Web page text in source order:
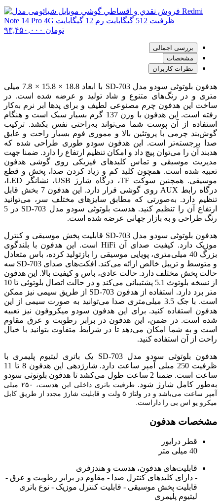
۹۳,۴۵۰,۰۰۰ تومان
بررسی اجمالی
مشخصات
نظرات کاربران
هدفون بلوتوثی سودو مدل SD-703 با ابعاد 18.8 × 15.8 × 7.8 میلی
متری و در رنگ‌های متنوع و شاد تولید و عرضه شده است. در
ساخت این هدفون چرم مصنوعی لطیف و برای پدها ابر نرم به‌کار
رفته است. این هدفون با وزن 137 گرم بسیار سبک است و هنگام
استفاده از آن پوست شما می‌تواند به‌راحتی نفس بکشد. ترکیب
گوش‌بند چرمی با پروتئین بالا و مموری فوم بسیار راحت و عایق
صدا برجسته‌تر است. این هدفون سودو طوری طراحی شده که
هدبند آن را می‌توان پیچ داد و امکان تنظیم ارتفاع را دارد. ضمنا جهت
مدیریت موسیقی و تماس کلیدهای فیزیکی روی گوشی هدفون‌
تعبیه شده است. همچون کلید کم و زیاد کردن صدا، پخش و قطع
موسیقی. همچنین سوکت TF، درگاه شارژ USB، نشانگر LED،
درگاه رابط AUX روی گوشی قرار دارد. این هدفون 7 بخش قابل
تنظیم دارد. به‌صورتی که مطابق سایزهای مختلف سر، می‌توانید
ارتفاع آن را تنظیم کنید. هدست بلوتوثی سودو مدل SD-703 در 5
رنگ طراحی و به بازار جهانی عرضه شده است.
هدفون بلوتوثی سودو مدل SD-703 قابلیت پخش موسیقی و کنترل
موزیک دارد. کیفیت صدای آن HiFi است. این هدفون با بلندگوی
بزرگ 40 میلی‌متری، پویایی موسیقی را بازتولید کرده، باس متعادل
و متوسط و تریبل خالص ارائه می‌کند. افکت‌های صدای SD-703 سه
حالت پخش مختلف دارد. حالت عادی، باس و کیفیت بالا. این هدفون
از نسخه بلوتوث 5.1 پشتیبانی می‌کند و در حالت اتصال بلوتوثی تا 10
متر برد دارد. استفاده از هدفون SD-703 از طریق سیمی نیز ممکن
است. با جک 3.5 میلی‌متری صدا می‌توانید به صورت سیمی از این
هدفون استفاده کنید. برای این هدفون سودو میکروفون نیز تعبیه
شده است. در ضمن، این هدفون در برابر رطوبت و عرق مقاوم
است و به شما امکان می‌دهد تا در شرایط متفاوت بتوانید با خیال
راحت از آن استفاده کنید.
هدفون بلوتوثی سودو مدل SD-703 یک باتری لیتیوم پلیمری با
ظرفیت 250 میلی آمپر ساعت دارد. شارژدهی این هدفون 8 تا 11
ساعت است. ضمنا 2 ساعت طول می‌کشد تا هدفون بلوتوثی سودو
به‌طور کامل شارژ شود.
ظرفیت باتری داخلی این هدست، ۲۵۰ میلی
آمپر ساعت می‌باشد و در ولتاژ ۵ ولت و قابلیت شارژ مجدد از طریق کابل
میکرو یو اس بی را داراست.
مشخصات هدفون
قطر درایور
40 میلی متر
قابلیت‌های هدفون، هدست و هندزفری
- دارای کلیدهای کنترل صدا - مقاوم در برابر رطوبت و عرق -
قابلیت پخش موسیقی - قابلیت کنترل موزیک - نوع باتری
لیتیوم پلیمری